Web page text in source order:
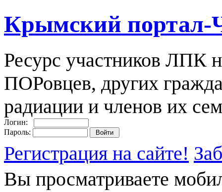
Крымский портал-
Ресурс участников ЛПК
ПОРовцев, других
радиации и членов их
Логин:
Пароль:
Регистрация на сайте!
Вы просматриваете